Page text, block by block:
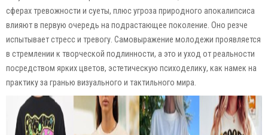
сферах тревожности и суеты, плюс угроза природного апокалипсиса
влияют в первую очередь на подрастающее поколение. Оно резче
испытывает стресс и тревогу. Самовыражение молодежи проявляется
в стремлении к творческой подлинности, а это и уход от реальности
посредством ярких цветов, эстетическую психоделику, как намек на
практику за гранью визуального и тактильного мира.